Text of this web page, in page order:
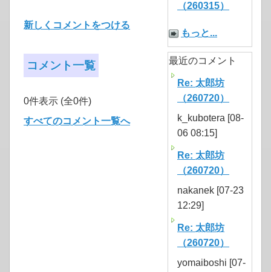
新しくコメントをつける
コメント一覧
0件表示 (全0件)
すべてのコメント一覧へ
（260315）
もっと...
最近のコメント
Re: 太郎坊
（260720）
k_kubotera [08-
06 08:15]
Re: 太郎坊
（260720）
nakanek [07-23
12:29]
Re: 太郎坊
（260720）
yomaiboshi [07-